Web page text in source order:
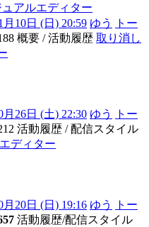
ュアルエディター
月10日 (日) 20:59 ゆう
トー
概要 / 活動履歴 取り消し
月26日 (土) 22:30 ゆう
トー
活動履歴 / 配信スタイル
ディター
月20日 (日) 19:16 ゆう
トー
活動履歴/配信スタイル